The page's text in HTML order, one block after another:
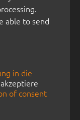
able to send
in die
of consent